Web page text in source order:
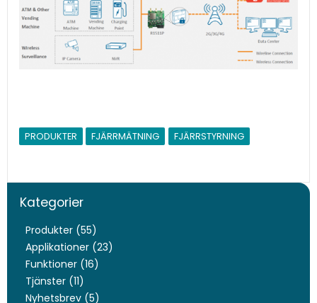
PRODUKTER FJÄRRMÄTNING FJÄRRSTYRNING
Kategorier
Produkter (55)
Applikationer (23)
Funktioner (16)
Tjänster (11)
Nyhetsbrev (5)